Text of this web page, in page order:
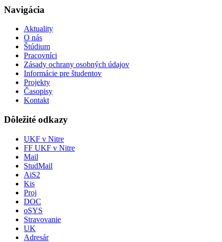
Navigácia
Aktuality
O nás
Štúdium
Pracovníci
Zásady ochrany osobných údajov
Informácie pre študentov
Projekty
Časopisy
Kontakt
Dôležité odkazy
UKF v Nitre
FF UKF v Nitre
Mail
StudMail
AiS2
Kis
Proj
DOC
oSYS
Stravovanie
UK
Adresár